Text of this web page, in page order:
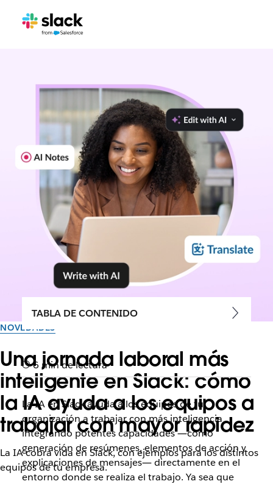
NOVEDADES
Una jornada laboral más
inteligente en Slack: cómo
la IA ayuda a los equipos a
trabajar con mayor rapidez
La IA cobra vida en Slack, con ejemplos para los distintos
equipos de tu empresa.
TABLA DE CONTENIDO
6 min de lectura
La IA en Slack ayuda a los equipos de tu
organización a trabajar con más inteligencia
integrando potentes capacidades ―como
generación de resúmenes, elementos de acción y
explicaciones de mensajes― directamente en el
entorno donde se realiza el trabajo. Ya sea que